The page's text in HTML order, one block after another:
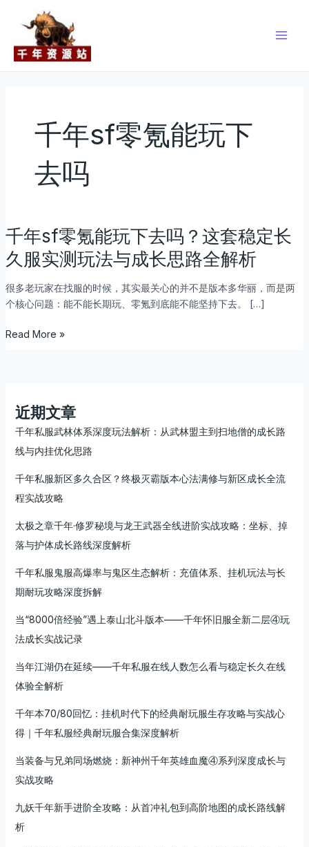
千年sf零氪能玩下
去吗
千年sf零氪能玩下去吗？这套稳定长
久服实测玩法与成长思路全解析
很多老玩家在找服的时候，其实最关心的并不是版本多华丽，而是两
个核心问题：能不能长期玩、零氪到底能不能坚持下去。 […]
千
年
sf
氪
能
Read More »
近期文章
千年私服武林体系深度玩法解析：从武林盟主到扫地僧的成长路
线与内挂优化思路
千年私服新区多久合区？终极灭霸版本心法满修与新区成长全流
程实战攻略
太极之章千年·修罗秘境与龙王武器全线进阶实战攻略：坐标、掉
落与护体成长路线深度解析
千年私服鬼服高爆率与鬼区生态解析：充值体系、挂机玩法与长
期耐玩攻略深度拆解
当“8000倍经验”遇上泰山北斗版本——千年怀旧服全新二层④玩
法成长实战记录
当年江湖仍在延续——千年私服在线人数怎么看与稳定长久在线
体验全解析
千年本70/80回忆：挂机时代下的经典耐玩服生存攻略与实战心
得｜千年私服经典耐玩服合集深度解析
当装备与兄弟同场燃烧：新神州千年英雄血魔④系列深度成长与
实战攻略
九妖千年新手进阶全攻略：从首冲礼包到高阶地图的成长路线解
析